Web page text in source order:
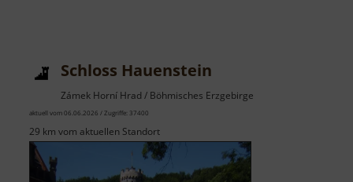
Schloss Hauenstein
Zámek Horní Hrad / Böhmisches Erzgebirge
aktuell vom 06.06.2026 / Zugriffe: 37400
29 km vom aktuellen Standort